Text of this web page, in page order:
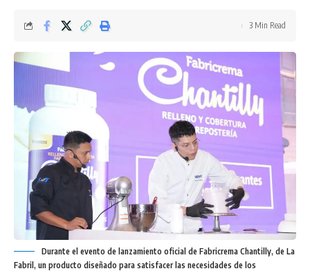
3 Min Read
Durante el evento de lanzamiento oficial de Fabricrema Chantilly, de La
Fabril, un producto diseñado para satisfacer las necesidades de los